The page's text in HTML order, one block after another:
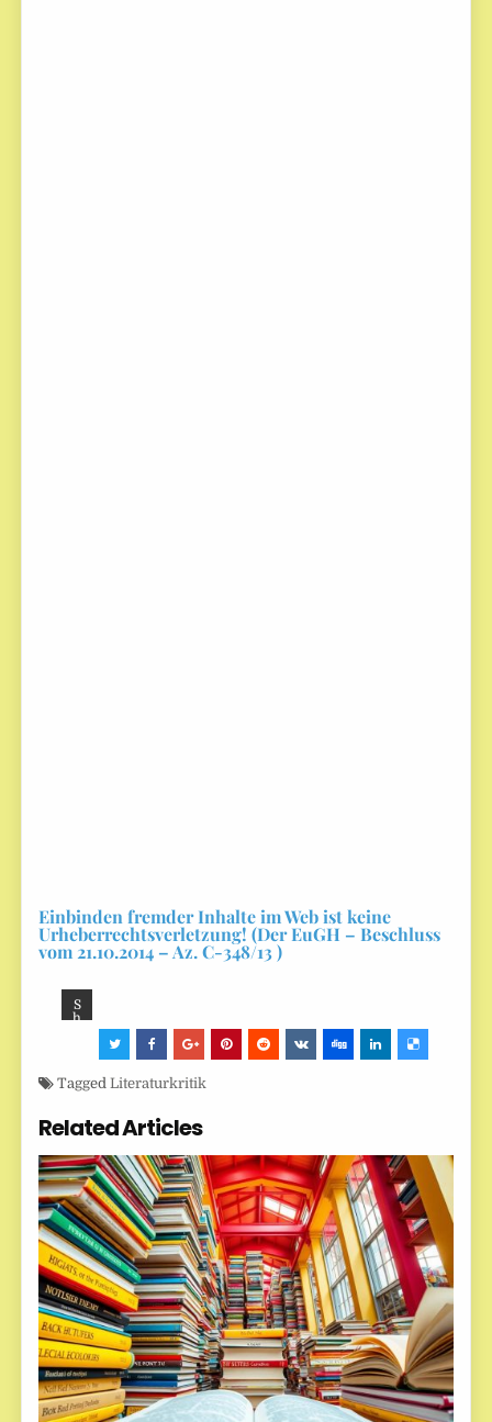
Einbinden fremder Inhalte im Web ist keine
Urheberrechtsverletzung! (Der EuGH – Beschluss
vom 21.10.2014 – Az. C-348/13 )
S
h
TaggedLiteraturkritik
Related Articles